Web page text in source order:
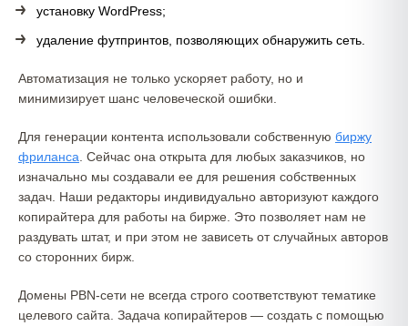
установку WordPress;
удаление футпринтов, позволяющих обнаружить сеть.
Автоматизация не только ускоряет работу, но и
минимизирует шанс человеческой ошибки.
Для генерации контента использовали собственную биржу
фриланса . Сейчас она открыта для любых заказчиков, но
изначально мы создавали ее для решения собственных
задач. Наши редакторы индивидуально авторизуют каждого
копирайтера для работы на бирже. Это позволяет нам не
раздувать штат, и при этом не зависеть от случайных авторов
со сторонних бирж.
Домены PBN-сети не всегда строго соответствуют тематике
целевого сайта. Задача копирайтеров — создать с помощью